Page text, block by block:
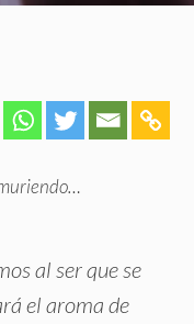
al ser que se
el aroma de